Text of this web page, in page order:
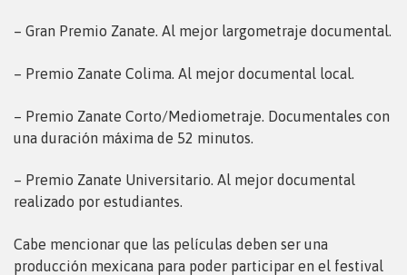
– Gran Premio Zanate. Al mejor largometraje documental.
– Premio Zanate Colima. Al mejor documental local.
– Premio Zanate Corto/Mediometraje. Documentales con
una duración máxima de 52 minutos.
– Premio Zanate Universitario. Al mejor documental
realizado por estudiantes.
Cabe mencionar que las películas deben ser una
producción mexicana para poder participar en el festival